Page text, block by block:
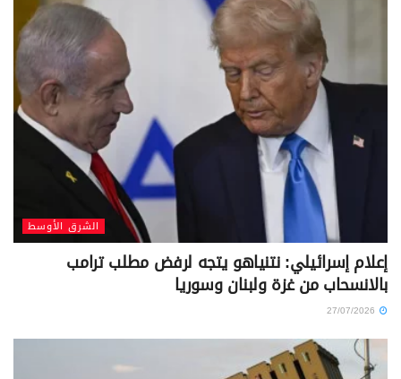
الشرق الأوسط
إعلام إسرائيلي: نتنياهو يتجه لرفض مطلب ترامب
بالانسحاب من غزة ولبنان وسوريا